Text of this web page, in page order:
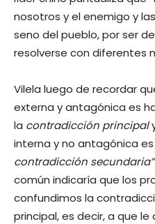
nosotros y el enemigo y
seno del pueblo, por ser
resolverse con diferentes
Vilela luego de recordar
externa y antagónica es
la contradicción principal
interna y no antagónica
contradicción secundaria”
común indicaría que los
confundimos la
principal, es decir, a que